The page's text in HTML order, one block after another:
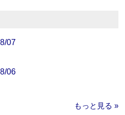
07
06
もっと見る »